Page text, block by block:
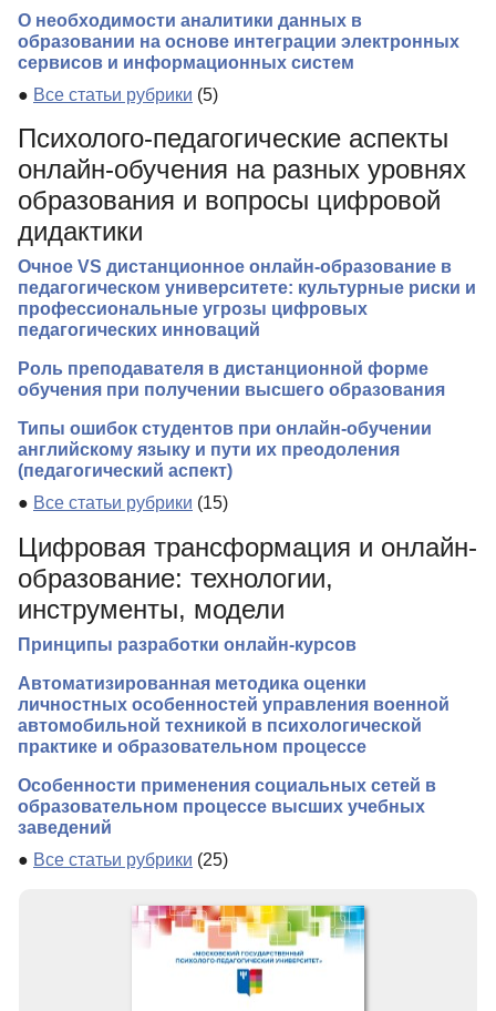
О необходимости аналитики данных в
образовании на основе интеграции электронных
сервисов и информационных систем
● Все статьи рубрики (5)
Психолого-педагогические аспекты
онлайн-обучения на разных уровнях
образования и вопросы цифровой
дидактики
Очное VS дистанционное онлайн-образование в
педагогическом университете: культурные риски и
профессиональные угрозы цифровых
педагогических инноваций
Роль преподавателя в дистанционной форме
обучения при получении высшего образования
Типы ошибок студентов при онлайн-обучении
английскому языку и пути их преодоления
(педагогический аспект)
● Все статьи рубрики (15)
Цифровая трансформация и онлайн-
образование: технологии,
инструменты, модели
Принципы разработки онлайн-курсов
Автоматизированная методика оценки
личностных особенностей управления военной
автомобильной техникой в психологической
практике и образовательном процессе
Особенности применения социальных сетей в
образовательном процессе высших учебных
заведений
● Все статьи рубрики (25)